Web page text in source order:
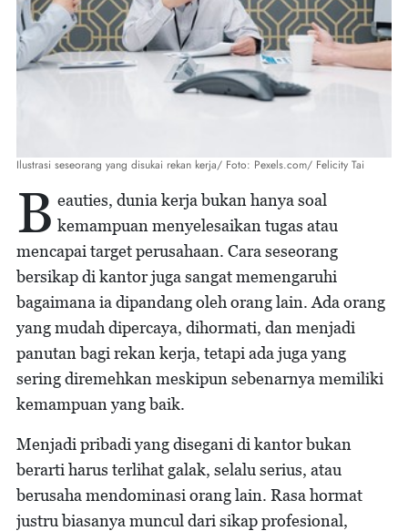
Ilustrasi seseorang yang disukai rekan kerja/ Foto: Pexels.com/ Felicity Tai
B eauties, dunia kerja bukan hanya soal
kemampuan menyelesaikan tugas atau
mencapai target perusahaan. Cara seseorang
bersikap di kantor juga sangat memengaruhi
bagaimana ia dipandang oleh orang lain. Ada orang
yang mudah dipercaya, dihormati, dan menjadi
panutan bagi rekan kerja, tetapi ada juga yang
sering diremehkan meskipun sebenarnya memiliki
kemampuan yang baik.
Menjadi pribadi yang disegani di kantor bukan
berarti harus terlihat galak, selalu serius, atau
berusaha mendominasi orang lain. Rasa hormat
justru biasanya muncul dari sikap profesional,